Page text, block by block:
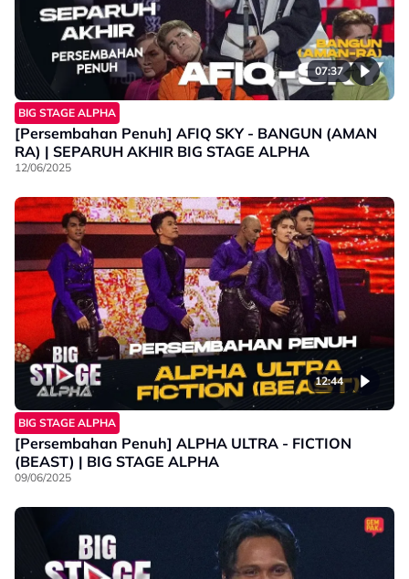
07:37
BIG STAGE ALPHA
[Persembahan Penuh] AFIQ SKY - BANGUN (AMAN
RA) | SEPARUH AKHIR BIG STAGE ALPHA
12/06/2025
12:44
BIG STAGE ALPHA
[Persembahan Penuh] ALPHA ULTRA - FICTION
(BEAST) | BIG STAGE ALPHA
09/06/2025